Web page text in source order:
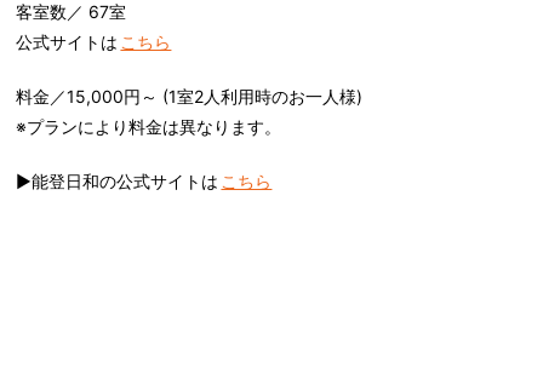
客室数／ 67室
公式サイトは こちら
料金／15,000円～ (1室2人利用時のお一人様)
※プランにより料金は異なります。
▶︎能登日和の公式サイトは こちら